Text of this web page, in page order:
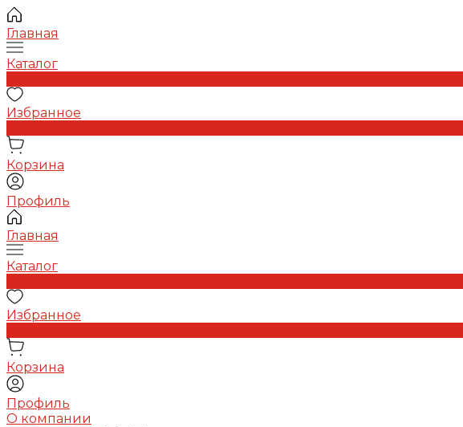
Главная
Каталог
Избранное
Корзина
Профиль
Главная
Каталог
Избранное
Корзина
Профиль
О компании